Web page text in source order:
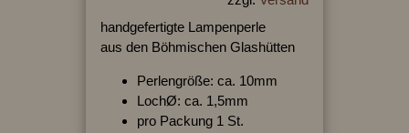
handgefertigte Lampenperle
aus den Böhmischen Glashütten
Perlengröße: ca. 10mm
LochØ: ca. 1,5mm
pro Packung 1 St.